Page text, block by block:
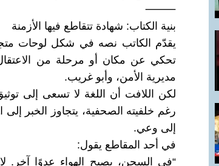
⸻
بنية الكتاب: شهادة تتقاطع فيها الأزمنة
يقدّم الكاتب نصه في شكل لوحات
تحكي عن مكان أو مرحلة من الاعتقال:
مديرية الأمن، وأبو غريب.
لكن اللافت أن اللغة لا تسعى إلى
رغم خلفيته الصحفية، يتجاوز الخبر
إلى وعي.
في أحد المقاطع يقول:
“في السجن، يصبح الهواء عدوًا آخر.